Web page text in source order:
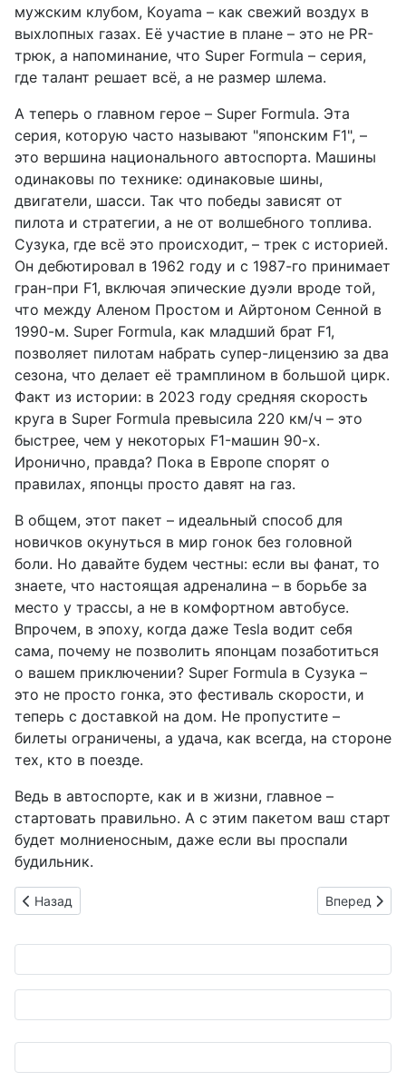
мужским клубом, Кoyama – как свежий воздух в
выхлопных газах. Её участие в плане – это не PR-
трюк, а напоминание, что Super Formula – серия,
где талант решает всё, а не размер шлема.
А теперь о главном герое – Super Formula. Эта
серия, которую часто называют "японским F1", –
это вершина национального автоспорта. Машины
одинаковы по технике: одинаковые шины,
двигатели, шасси. Так что победы зависят от
пилота и стратегии, а не от волшебного топлива.
Сузука, где всё это происходит, – трек с историей.
Он дебютировал в 1962 году и с 1987-го принимает
гран-при F1, включая эпические дуэли вроде той,
что между Аленом Простом и Айртоном Сенной в
1990-м. Super Formula, как младший брат F1,
позволяет пилотам набрать супер-лицензию за два
сезона, что делает её трамплином в большой цирк.
Факт из истории: в 2023 году средняя скорость
круга в Super Formula превысила 220 км/ч – это
быстрее, чем у некоторых F1-машин 90-х.
Иронично, правда? Пока в Европе спорят о
правилах, японцы просто давят на газ.
В общем, этот пакет – идеальный способ для
новичков окунуться в мир гонок без головной
боли. Но давайте будем честны: если вы фанат, то
знаете, что настоящая адреналина – в борьбе за
место у трассы, а не в комфортном автобусе.
Впрочем, в эпоху, когда даже Tesla водит себя
сама, почему не позволить японцам позаботиться
о вашем приключении? Super Formula в Сузука –
это не просто гонка, это фестиваль скорости, и
теперь с доставкой на дом. Не пропустите –
билеты ограничены, а удача, как всегда, на стороне
тех, кто в поезде.
Ведь в автоспорте, как и в жизни, главное –
стартовать правильно. А с этим пакетом ваш старт
будет молниеносным, даже если вы проспали
будильник.
Предыдущий: Toyota Crown: 70 лет на дороге и теперь — в
Назад Следующий:
Вперед